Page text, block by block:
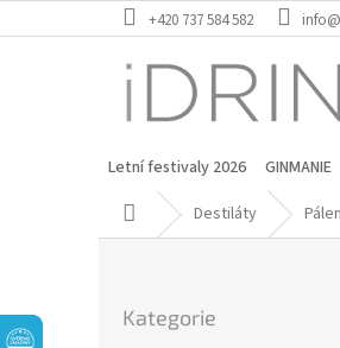
na
+420 737 584 582
Letní festivaly 2026 GINMANIE
Domů Destiláty
kategorie
Kategorie